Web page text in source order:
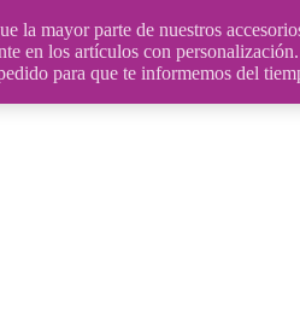
mayor parte de nuestros
en los artículos con
para que te informemos del